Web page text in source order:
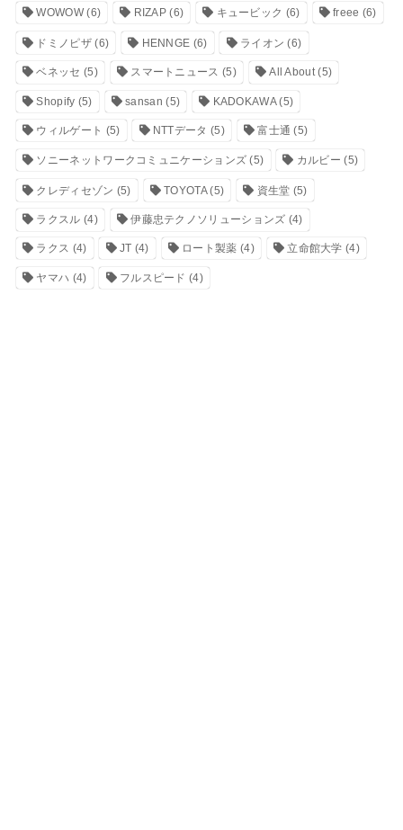
WOWOW(6) RIZAP (6) キュービック (6) freee (6)
ドミノピザ(6) HENNGE (6) ライオン (6)
ベネッセ (5) スマートニュース (5) All About(5)
Shopify (5) sansan (5) KADOKAWA(5)
ウィルゲート (5) NTTデータ (5) 富士通 (5)
ソニーネットワークコミュニケーションズ (5) カルビー (5)
クレディセゾン (5) TOYOTA(5) 資生堂 (5)
ラクスル (4) 伊藤忠テクノソリューションズ (4)
ラクス (4) JT (4) ロート製薬 (4) 立命館大学 (4)
ヤマハ (4) フルスピード (4)